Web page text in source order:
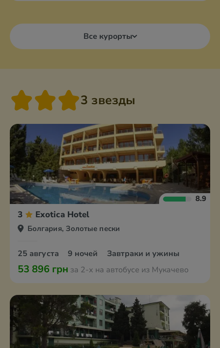
Все курорты
3 звезды
8.9
3 Exotica Hotel
Болгария, Золотые пески
25 августа 9 ночей Завтраки и ужины
53 896 грн за 2-х на автобусе из Мукачево